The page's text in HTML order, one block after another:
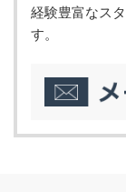
経験豊富なス
す。